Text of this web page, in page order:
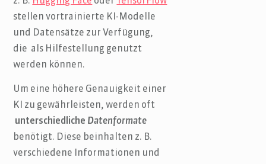
stellen vortrainierte KI-Modelle
und Datensätze zur Verfügung,
die als Hilfestellung genutzt
werden können.
Um eine höhere Genauigkeit einer
KI zu gewährleisten, werden oft
unterschiedliche Datenformate
benötigt. Diese beinhalten z. B.
verschiedene Informationen und